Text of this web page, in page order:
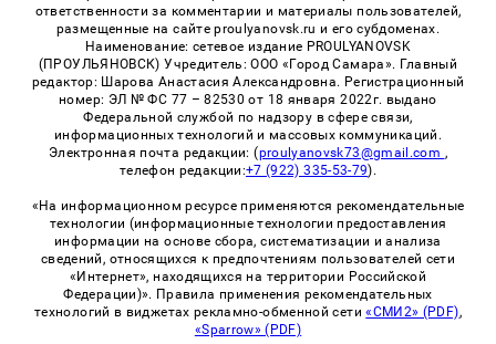
ответственности за комментарии и материалы пользователей,
размещенные на сайте proulyanovsk.ru и его субдоменах.
Наименование: сетевое издание PROULYANOVSK
(ПРОУЛЬЯНОВСК) Учредитель: ООО «Город Самара». Главный
редактор: Шарова Анастасия Александровна. Регистрационный
номер: ЭЛ № ФС 77 – 82530 от 18 января 2022г. выдано
Федеральной службой по надзору в сфере связи,
информационных технологий и массовых коммуникаций.
Электронная почта редакции: (proulyanovsk73@gmail.com ,
телефон редакции:+7 (922) 335-53-79).
«На информационном ресурсе применяются рекомендательные
технологии (информационные технологии предоставления
информации на основе сбора, систематизации и анализа
сведений, относящихся к предпочтениям пользователей сети
«Интернет», находящихся на территории Российской
Федерации)». Правила применения рекомендательных
технологий в виджетах рекламно-обменной сети«СМИ2» (PDF),
«Sparrow» (PDF)